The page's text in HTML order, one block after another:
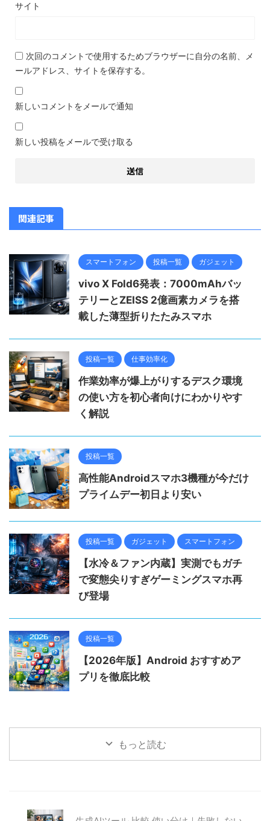
サイト
次回のコメントで使用するためブラウザーに自分の名前、メ
ールアドレス、サイトを保存する。
新しいコメントをメールで通知
新しい投稿をメールで受け取る
関連記事
スマートフォン 投稿一覧 ガジェット
vivo X Fold6発表：7000mAhバッ
テリーとZEISS 2億画素カメラを搭
載した薄型折りたたみスマホ
投稿一覧 仕事効率化
作業効率が爆上がりするデスク環境
の使い方を初心者向けにわかりやす
く解説
投稿一覧
高性能Androidスマホ3機種が今だけ
プライムデー初日より安い
投稿一覧 ガジェット スマートフォン
【水冷＆ファン内蔵】実測でもガチ
で変態尖りすぎゲーミングスマホ再
び登場
投稿一覧
【2026年版】Android おすすめア
プリを徹底比較
もっと読む